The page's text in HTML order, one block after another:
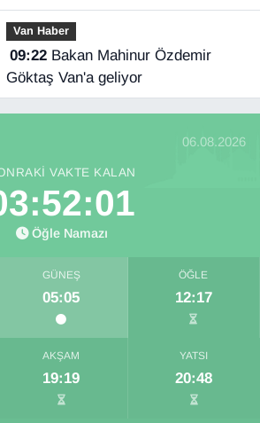
geçti
Van Haber
09:22Bakan Mahinur Özdemir
Göktaş Van'a geliyor
06.08.2026
VAKTE KALAN
Öğle Namazı
GÜNEŞ
05:05
ÖĞLE
12:17
AKŞAM
19:19
YATSI
20:48